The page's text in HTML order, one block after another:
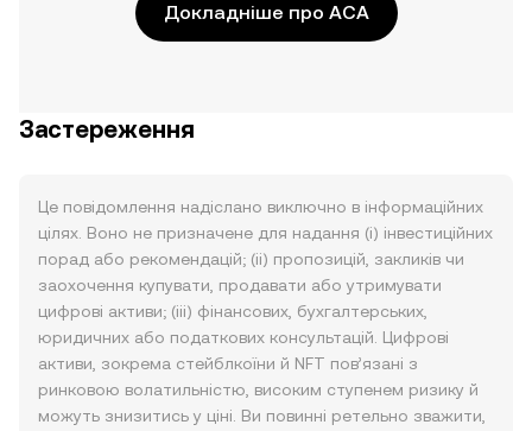
Докладніше про ACA
Застереження
Це повідомлення надіслано виключно в інформаційних
цілях. Воно не призначене для надання (i) інвестиційних
порад або рекомендацій; (ii) пропозицій, закликів чи
заохочення купувати, продавати або утримувати
цифрові активи; (iii) фінансових, бухгалтерських,
юридичних або податкових консультацій. Цифрові
активи, зокрема стейблкоїни й NFT пов’язані з
ринковою волатильністю, високим ступенем ризику й
можуть знизитись у ціні. Ви повинні ретельно зважити,